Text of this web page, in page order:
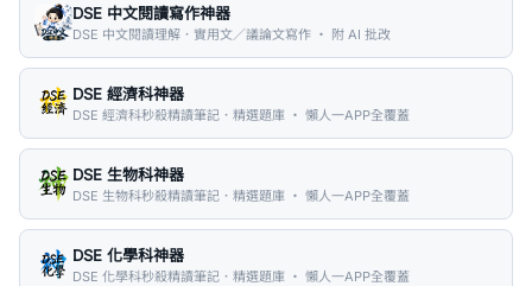
DSE 中文閱讀寫作神器
DSE 中文閱讀理解．實用文／議論文寫作 ・ 附 AI 批改
DSE 經濟科神器
DSE 經濟科秒殺精讀筆記．精選題庫 ・ 懶人一APP全覆蓋
DSE 生物科神器
DSE 生物科秒殺精讀筆記．精選題庫 ・ 懶人一APP全覆蓋
DSE 化學科神器
DSE 化學科秒殺精讀筆記．精選題庫 ・ 懶人一APP全覆蓋